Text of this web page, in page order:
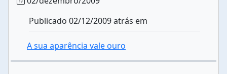
Publicado 02/12/2009 atrás em
A sua aparência vale ouro